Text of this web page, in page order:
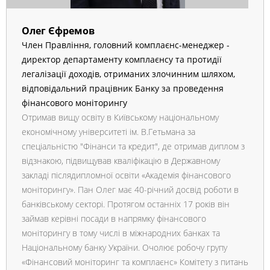
Олег Єфремов
Член Правління, головний комплаєнс-менеджер -
директор департаменту комплаєнсу та протидії
легалізації доходів, отриманих злочинним шляхом,
відповідальний працівник Банку за проведення
фінансового моніторингу
Отримав вищу освіту в Київському національному
економічному університеті ім. В.Гетьмана за
спеціальністю "Фінанси та кредит", де отримав диплом з
відзнакою, підвищував кваліфікацію в Державному
закладі післядипломної освіти «Академія фінансового
моніторингу». Пан Олег має 40-річний досвід роботи в
банківському секторі. Протягом останніх 17 років він
займав керівні посади в напрямку фінансового
моніторингу в тому числі в міжнародних банках та
Національному банку України. Очолює робочу групу
«Фінансовий моніторинг та комплаєнс» Комітету з питань